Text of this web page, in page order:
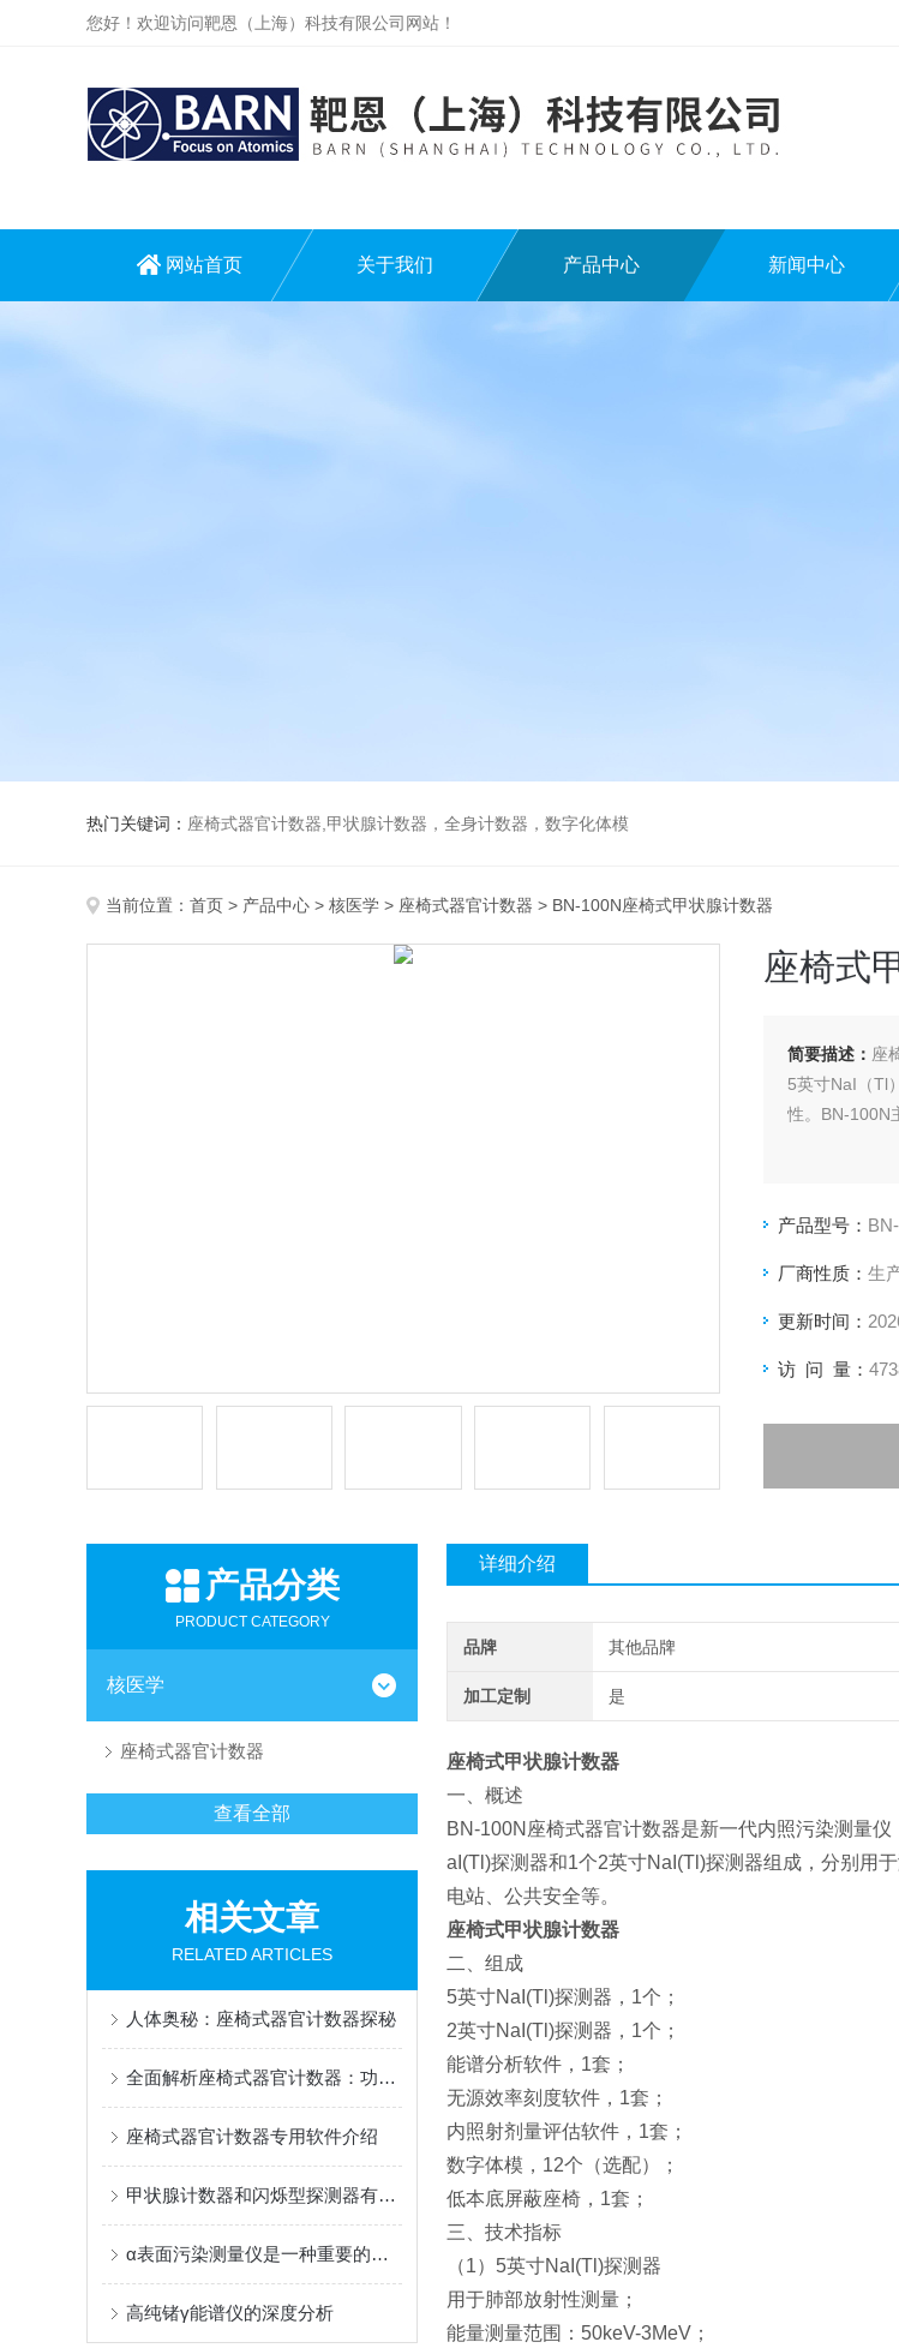
您好！欢迎访问靶恩（上海）科技有限公司网站！
网站首页 关于我们 产品中心 新闻中心
热门关键词： 座椅式器官计数器,甲状腺计数器，全身计数器，数字化体模
当前位置： 首页 > 产品中心 > 核医学 > 座椅式器官计数器 > BN-100N座椅式甲状腺计数器
座椅式
简要描述： 座
5英寸NaI（Tl
性。BN-100N
产品型号：
厂商性质： 生
更新时间：
访 问 量：
产品分类
PRODUCT CATEGORY
核医学
座椅式器官计数器
查看全部
相关文章
RELATED ARTICLES
人体奥秘：座椅式器官计数器探秘
全面解析座椅式器官计数器：功能与特点全知晓
座椅式器官计数器专用软件介绍
甲状腺计数器和闪烁型探测器有什么区别？
α表面污染测量仪是一种重要的环境监测工具
高纯锗γ能谱仪的深度分析
详细介绍
品牌 其他品牌
加工定制 是
座椅式甲状腺计数器
一、概述
BN-100N座椅式器官计数器是新一代内照污染测量
aI(Tl)探测器和1个2英寸NaI(Tl)探测器组成，分别用
电站、公共安全等。
座椅式甲状腺计数器
二、组成
5英寸NaI(Tl)探测器，1个；
2英寸NaI(Tl)探测器，1个；
能谱分析软件，1套；
无源效率刻度软件，1套；
内照射剂量评估软件，1套；
数字体模，12个（选配）；
低本底屏蔽座椅，1套；
三、技术指标
（1）5英寸NaI(Tl)探测器
用于肺部放射性测量；
能量测量范围：50keV-3MeV；